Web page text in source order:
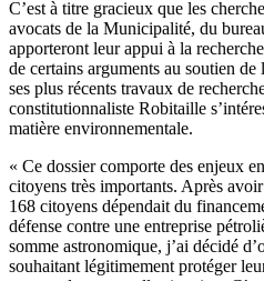
C’est à titre gracieux que les
avocats de la Municipalité, du
apporteront leur appui à la
de certains arguments au soutien
ses plus récents travaux de
constitutionnaliste Robitaille
matière environnementale.
« Ce dossier comporte des enjeux
citoyens très importants. Après
168 citoyens dépendait du
défense contre une entreprise
somme astronomique, j’ai décidé
souhaitant légitimement protéger